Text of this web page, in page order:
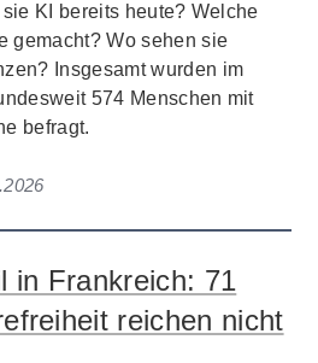
KI bereits heute? Welche
gemacht? Wo sehen sie
Insgesamt wurden im
574 Menschen mit
befragt.
in Frankreich: 71
reichen nicht